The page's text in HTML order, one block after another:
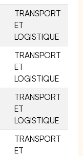
TRANSPORT
ET
LOGISTIQUE
TRANSPORT
ET
LOGISTIQUE
TRANSPORT
ET
LOGISTIQUE
TRANSPORT
ET